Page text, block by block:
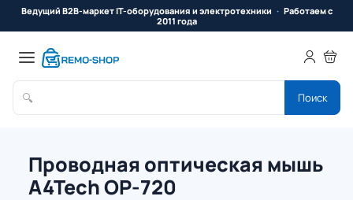
Ведущий B2B-маркет IT-оборудования и электротехники
Работаем с
2011 года
🔍 Поиск
Проводная оптическая мышь
A4Tech OP-720